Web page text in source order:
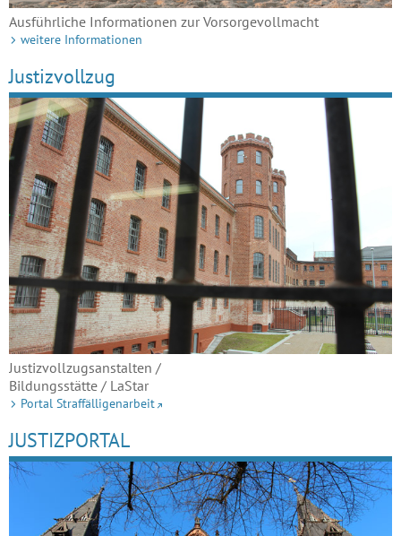
Ausführliche Informationen zur Vorsorgevollmacht
weitere Informationen
Justizvollzug
Justizvollzugsanstalten /
Bildungsstätte / LaStar
Portal Straffälligenarbeit
JUSTIZPORTAL